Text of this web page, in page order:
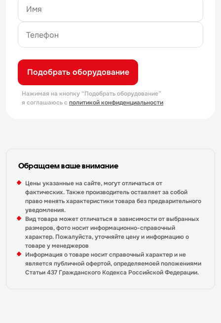
Подобрать оборудование
Нажимая на кнопку “Подобрать оборудование”
я соглашаюсь с политикой конфиденциальности
Обращаем ваше внимание
Цены указанные на сайте, могут отличаться от
фактических. Также производитель оставляет за собой
право менять характеристики товара без предварительного
уведомления.
Вид товара может отличаться в зависимости от выбранных
размеров, фото носит информационно-справочный
характер. Пожалуйста, уточняйте цену и информацию о
товаре у менеджеров
Информация о товаре носит справочный характер и не
является публичной офертой, определяемоей положениями
Статьи 437 Гражданского Кодекса Российской Федерации.